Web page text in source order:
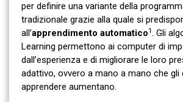
per definire una variante della
tradizionale grazie alla quale si
all’apprendimento automatico1. Gli
Learning permettono ai computer di
dall’esperienza e di migliorare le loro
adattivo, ovvero a mano a mano che gli
apprendere aumentano.